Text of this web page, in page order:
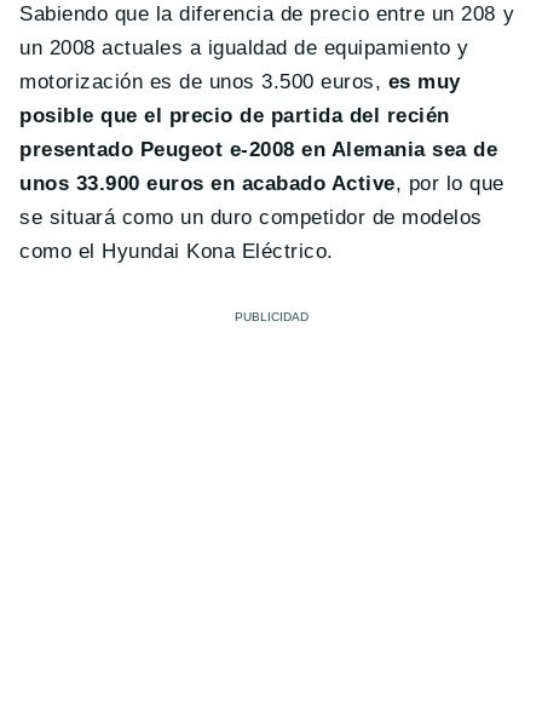
Sabiendo que la diferencia de precio entre un 208 y
un 2008 actuales a igualdad de equipamiento y
motorización es de unos 3.500 euros, es muy
posible que el precio de partida del recién
presentado Peugeot e-2008 en Alemania sea de
unos 33.900 euros en acabado Active, por lo que
se situará como un duro competidor de modelos
como el Hyundai Kona Eléctrico.